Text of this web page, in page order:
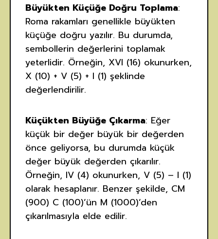
Büyükten Küçüğe Doğru Toplama:
Roma rakamları genellikle büyükten
küçüğe doğru yazılır. Bu durumda,
sembollerin değerlerini toplamak
yeterlidir. Örneğin, XVI (16) okunurken,
X (10) + V (5) + I (1) şeklinde
değerlendirilir.
Küçükten Büyüğe Çıkarma: Eğer
küçük bir değer büyük bir değerden
önce geliyorsa, bu durumda küçük
değer büyük değerden çıkarılır.
Örneğin, IV (4) okunurken, V (5) – I (1)
olarak hesaplanır. Benzer şekilde, CM
(900) C (100)’ün M (1000)’den
çıkarılmasıyla elde edilir.